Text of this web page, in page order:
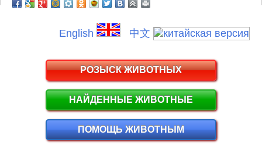
English 中文
РОЗЫСК ЖИВОТНЫХ
НАЙДЕННЫЕ ЖИВОТНЫЕ
ПОМОЩЬ ЖИВОТНЫМ